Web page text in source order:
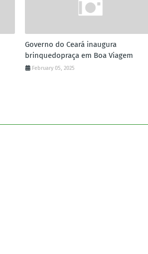
Governo do Ceará inaugura
brinquedopraça em Boa Viagem
February 05, 2025